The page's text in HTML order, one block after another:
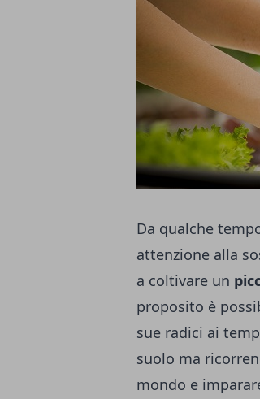
Da qualche
attenzione alla
a coltivare un
proposito è
sue radici ai
suolo ma
mondo e